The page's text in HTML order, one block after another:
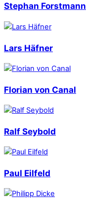
Stephan Forstmann
Lars Häfner
Florian von Canal
Ralf Seybold
Paul Eilfeld